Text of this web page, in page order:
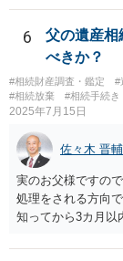
預金の入出金履歴
や目的も異なりま
6
父の遺産相
べきか？
#相続財産調査・鑑定 #
#相続放棄
#相続手続き
2025年7月15日
佐々木 晋輔
実のお父様ですの
処理をされる方向
知ってから3カ月以
放棄するかどうか